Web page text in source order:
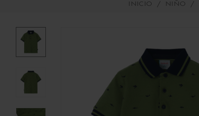
INICIO / NIÑO /